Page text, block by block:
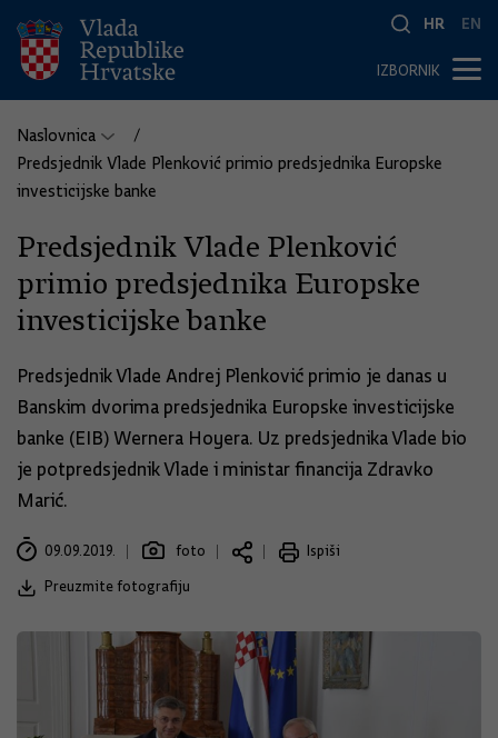
HR EN
IZBORNIK
Naslovnica
Predsjednik Vlade Plenković primio predsjednika Europske
investicijske banke
Predsjednik Vlade Plenković
primio predsjednika Europske
investicijske banke
Predsjednik Vlade Andrej Plenković primio je danas u
Banskim dvorima predsjednika Europske investicijske
banke (EIB) Wernera Hoyera. Uz predsjednika Vlade bio
je potpredsjednik Vlade i ministar financija Zdravko
Marić.
09.09.2019. foto
Ispiši
Preuzmite fotografiju